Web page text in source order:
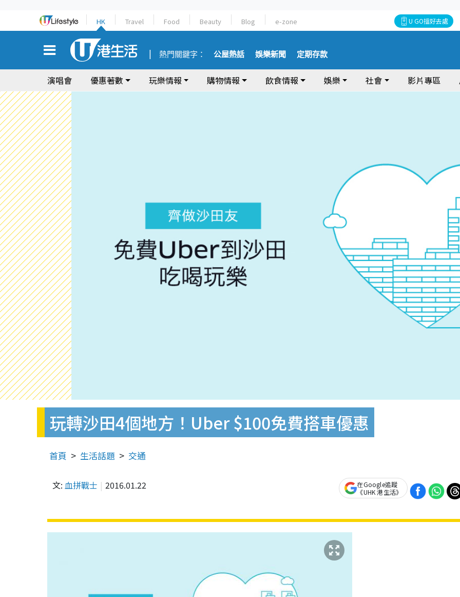
HK Travel Food Beauty Blog e-zone U GO搵好去處
熱門關鍵字： 公屋熱話 娛樂新聞 定期存款
演唱會 優惠著數 玩樂情報 購物情報 飲食情報 娛樂 社會 影片專區
玩轉沙田4個地方！Uber $100免費搭車優惠
首頁 生活話題 交通
文: 血拼戰士 2016.01.22
在Google追蹤
《UHK 港生活》